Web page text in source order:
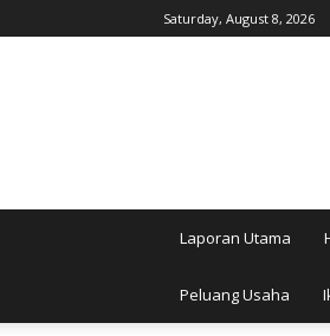
Saturday, August 8, 2026
Laporan Utama
Peluang Usaha